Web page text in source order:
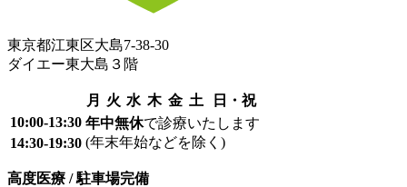
東京都江東区大島7-38-30
ダイエー東大島３階
月 火 水 木 金 土
日・祝
10:00-13:30 年中無休で診療いたします
(年末年始などを除く)
14:30-19:30
高度医療 / 駐車場完備